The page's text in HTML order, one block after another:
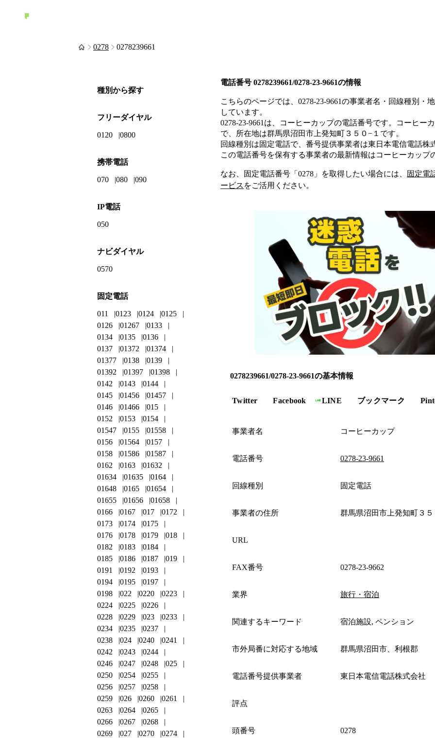
0278 0278239661
電話番号 0278239661/0278-23-9661の情報
こちらのページでは、 0278-23-9661の事業者名・回線種別・
しています。
0278-23-9661 は、 コーヒーカップの電話番号です。
コーヒー
で、所在地は群馬県沼田市上発知町３５０−１ です。
回線種別は固定電話で、番号提供事業者は東日本電信電話株
この電話番号を保有する事業者の最新情報はコーヒーカップ
なお、固定電話番号「 0278 」を取得したい場合には、
固定電
ービス をご活用ください。
0278239661/0278-23-9661の基本情報
Twitter Facebook LINE ブックマーク
事業者名 コーヒーカップ
電話番号 0278-23-9661
回線種別 固定電話
事業者の住所 群馬県沼田市上発知町３
URL
FAX番号 0278-23-9662
業界 旅行・宿泊
関連するキーワード 宿泊施設, ペンション
市外局番に対応する地域 群馬県沼田市、利根郡
電話番号提供事業者 東日本電信電話株式会社
評点
頭番号 0278
種別から探す
フリーダイヤル
0120 0800
携帯電話
070 080 090
IP電話
050
ナビダイヤル
0570
固定電話
011 0123 0124
0125
0126
01267
0133
0134
0135
0136
0137
01372
01374
01377
0138
0139
01392
01397
01398
0142
0143
0144
0145
01456
01457
0146
01466
015
0152
0153
0154
01547
0155
01558
0156
01564
0157
0158
01586
01587
0162
0163
01632
01634
01635
0164
01648
0165
01654
01655
01656
01658
0166
0167 017
0172
0173
0174
0175
0176
0178 0179
018
0182
0183
0184
0185
0186 0187
019
0191
0192
0193
0194
0195
0197
0198
022 0220
0223
0224
0225
0226
0228
0229 023
0233
0234
0235
0237
0238
024 0240
0241
0242
0243
0244
0246
0247 0248
025
0250
0254
0255
0256
0257
0258
0259
026 0260
0261
0263
0264
0265
0266
0267
0268
0269
027 0270
0274